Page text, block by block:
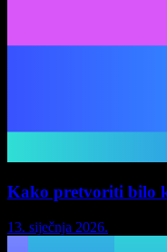
Kako pretvoriti bilo
13. siječnja 2026.